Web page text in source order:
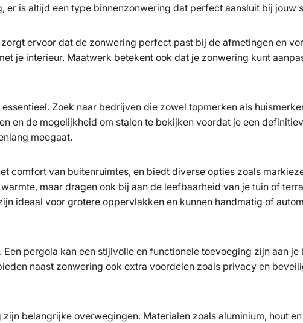
is altijd een type binnenzonwering dat perfect aansluit bij jouw
ervoor dat de zonwering perfect past bij de afmetingen en
je interieur. Maatwerk betekent ook dat je zonwering kunt
Zoek naar bedrijven die zowel topmerken als
en de mogelijkheid om stalen te bekijken voordat je een
meegaat.
comfort van buitenruimtes, en biedt diverse opties zoals
maar dragen ook bij aan de leefbaarheid van je tuin of
ideaal voor grotere oppervlakken en kunnen handmatig of
pergola kan een stijlvolle en functionele toevoeging zijn aan
naast zonwering ook extra voordelen zoals privacy en
belangrijke overwegingen. Materialen zoals aluminium, hout